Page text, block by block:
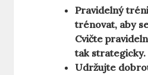
Pravidelný
trénovat, aby
Cvičte
tak strategicky.
Udržujte